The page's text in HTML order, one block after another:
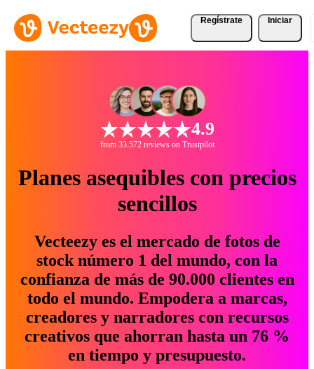
Regístrate Iniciar
4.9
from 33.572 reviews on Trustpilot
Planes asequibles con precios
sencillos
Vecteezy es el mercado de fotos de
stock número 1 del mundo, con la
confianza de más de 90.000 clientes en
todo el mundo. Empodera a marcas,
creadores y narradores con recursos
creativos que ahorran hasta un 76 %
en tiempo y presupuesto.